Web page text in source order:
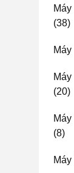
(38)
(20)
(8)